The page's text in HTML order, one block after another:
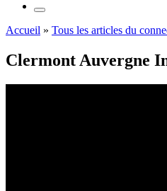
Accueil » Tous les articles du
Clermont Auvergne